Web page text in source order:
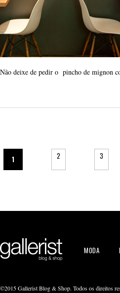
Não deixe de pedir o pincho de mignon
1 2 3
MODA
©2015 Gallerist Blog & Shop. Todos os direitos